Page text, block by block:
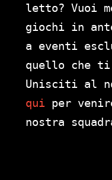
letto? Vuoi
giochi in
a eventi
quello che ti
Unisciti al
qui per
nostra